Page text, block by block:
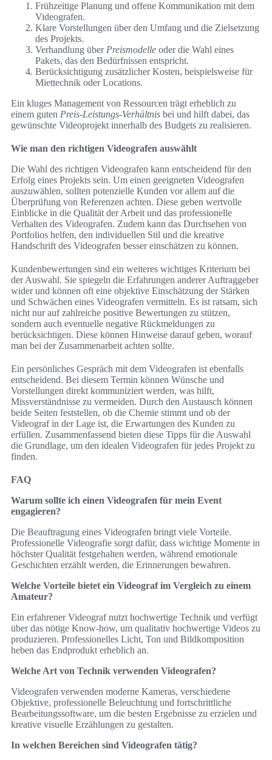
Frühzeitige Planung und offene Kommunikation mit dem
Videografen.
Klare Vorstellungen über den Umfang und die Zielsetzung
des Projekts.
Verhandlung über Preismodelle oder die Wahl eines
Pakets, das den Bedürfnissen entspricht.
Berücksichtigung zusätzlicher Kosten, beispielsweise für
Miettechnik oder Locations.
Ein kluges Management von Ressourcen trägt erheblich zu
einem guten Preis-Leistungs-Verhältnis bei und hilft dabei, das
gewünschte Videoprojekt innerhalb des Budgets zu realisieren.
Wie man den richtigen Videografen auswählt
Die Wahl des richtigen Videografen kann entscheidend für den
Erfolg eines Projekts sein. Um einen geeigneten Videografen
auszuwählen, sollten potenzielle Kunden vor allem auf die
Überprüfung von Referenzen achten. Diese geben wertvolle
Einblicke in die Qualität der Arbeit und das professionelle
Verhalten des Videografen. Zudem kann das Durchsehen von
Portfolios helfen, den individuellen Stil und die kreative
Handschrift des Videografen besser einschätzen zu können.
Kundenbewertungen sind ein weiteres wichtiges Kriterium bei
der Auswahl. Sie spiegeln die Erfahrungen anderer Auftraggeber
wider und können oft eine objektive Einschätzung der Stärken
und Schwächen eines Videografen vermitteln. Es ist ratsam, sich
nicht nur auf zahlreiche positive Bewertungen zu stützen,
sondern auch eventuelle negative Rückmeldungen zu
berücksichtigen. Diese können Hinweise darauf geben, worauf
man bei der Zusammenarbeit achten sollte.
Ein persönliches Gespräch mit dem Videografen ist ebenfalls
entscheidend. Bei diesem Termin können Wünsche und
Vorstellungen direkt kommuniziert werden, was hilft,
Missverständnisse zu vermeiden. Durch den Austausch können
beide Seiten feststellen, ob die Chemie stimmt und ob der
Videograf in der Lage ist, die Erwartungen des Kunden zu
erfüllen. Zusammenfassend bieten diese Tipps für die Auswahl
die Grundlage, um den idealen Videografen für jedes Projekt zu
finden.
FAQ
Warum sollte ich einen Videografen für mein Event
engagieren?
Die Beauftragung eines Videografen bringt viele Vorteile.
Professionelle Videografie sorgt dafür, dass wichtige Momente in
höchster Qualität festgehalten werden, während emotionale
Geschichten erzählt werden, die Erinnerungen bewahren.
Welche Vorteile bietet ein Videograf im Vergleich zu einem
Amateur?
Ein erfahrener Videograf nutzt hochwertige Technik und verfügt
über das nötige Know-how, um qualitativ hochwertige Videos zu
produzieren. Professionelles Licht, Ton und Bildkomposition
heben das Endprodukt erheblich an.
Welche Art von Technik verwenden Videografen?
Videografen verwenden moderne Kameras, verschiedene
Objektive, professionelle Beleuchtung und fortschrittliche
Bearbeitungssoftware, um die besten Ergebnisse zu erzielen und
kreative visuelle Erzählungen zu gestalten.
In welchen Bereichen sind Videografen tätig?